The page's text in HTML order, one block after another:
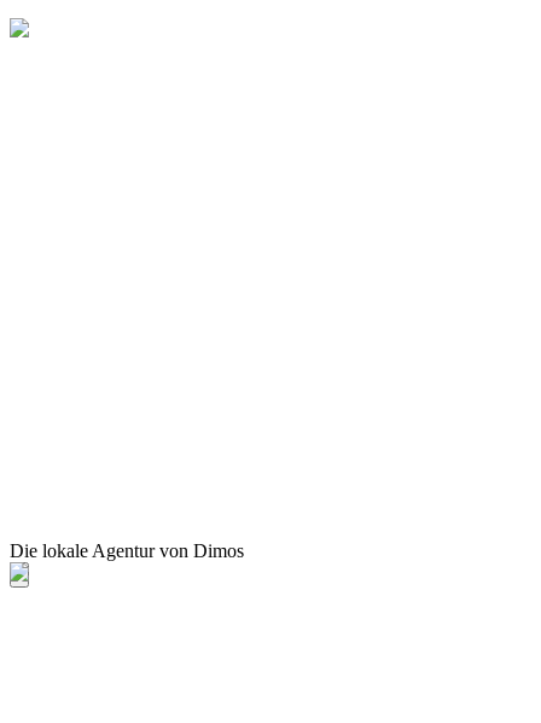
Die lokale Agentur von Dimos